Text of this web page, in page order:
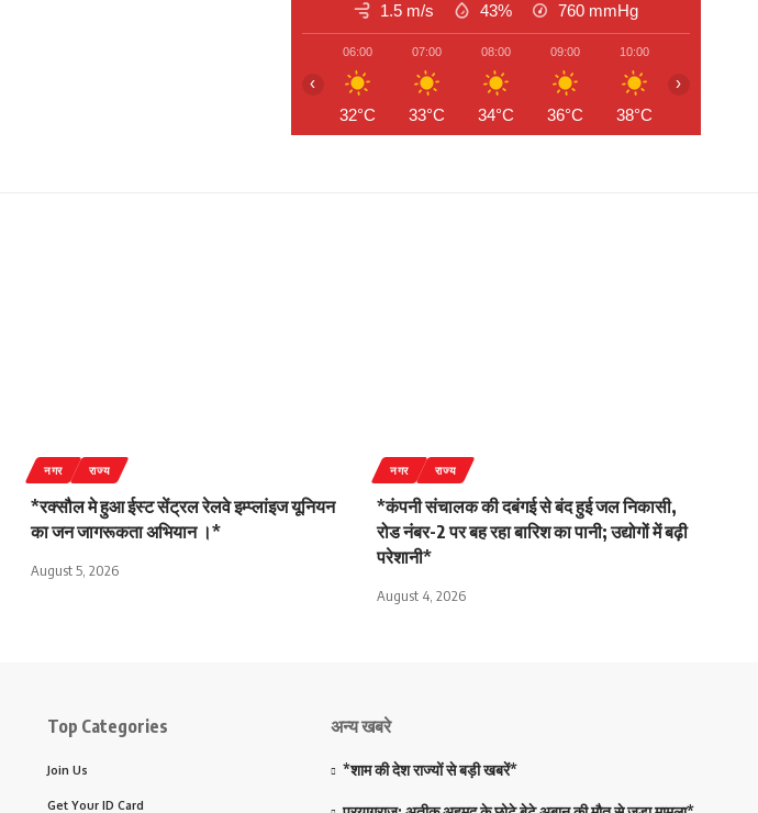
1.5 m/s 43% 760 mmHg
06:00
32°C
07:00
33°C
08:00
34°C
09:00
36°C
10:00
38°C
‹ ›
नगर राज्य
*रक्सौल मे हुआ ईस्ट सेंट्रल रेलवे इम्प्लांइज यूनियन
का जन जागरूकता अभियान ।*
August 5, 2026
नगर राज्य
*कंपनी संचालक की दबंगई से बंद हुई जल निकासी,
रोड नंबर-2 पर बह रहा बारिश का पानी; उद्योगों में बढ़ी
परेशानी*
August 4, 2026
Top Categories
Join Us
Get Your ID Card
अन्य खबरे
*शाम की देश राज्यों से बड़ी खबरें*